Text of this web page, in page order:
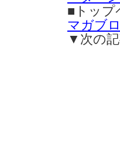
■トップ
マガブ
▼次の記